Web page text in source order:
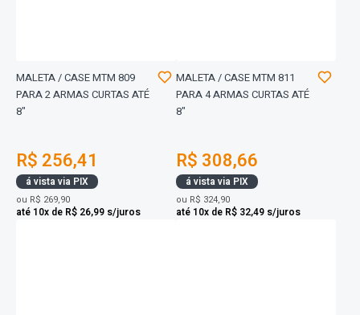
MALETA / CASE MTM 809
PARA 2 ARMAS CURTAS ATÉ
8"
R$ 256,41
á vista via PIX
ou R$ 269,90
até 10x de R$ 26,99 s/juros
MALETA / CASE MTM 811
PARA 4 ARMAS CURTAS ATÉ
8"
R$ 308,66
á vista via PIX
ou R$ 324,90
até 10x de R$ 32,49 s/juros